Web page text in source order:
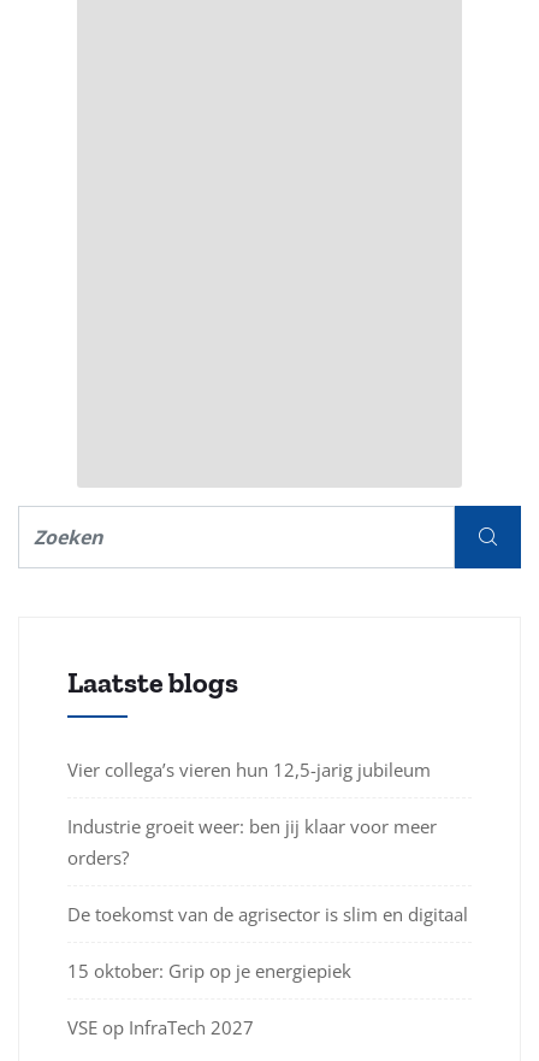
Laatste blogs
Vier collega’s vieren hun 12,5-jarig jubileum
Industrie groeit weer: ben jij klaar voor meer
orders?
De toekomst van de agrisector is slim en digitaal
15 oktober: Grip op je energiepiek
VSE op InfraTech 2027